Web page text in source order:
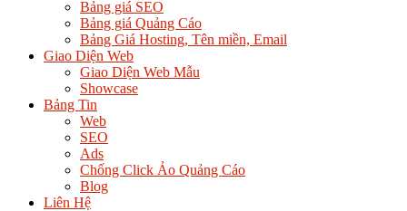
Bảng giá SEO
Bảng giá Quảng Cáo
Bảng Giá Hosting, Tên miền, Email
Giao Diện Web
Giao Diện Web Mẫu
Showcase
Bảng Tin
Web
SEO
Ads
Chống Click Ảo Quảng Cáo
Blog
Liên Hệ